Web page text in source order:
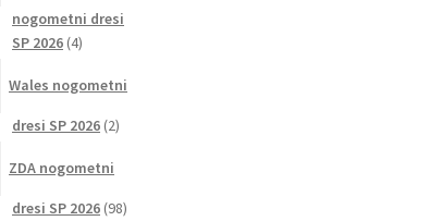
nogometni dresi
SP 2026 44
Wales nogometni
dresi SP 2026 22
ZDA nogometni
dresi SP 2026 9898